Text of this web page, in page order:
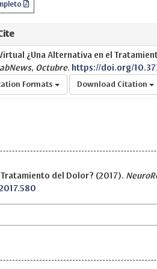
¿Una Alternativa en el
, Octubre. https://doi.org/
Formats Download Citation
del Dolor? (2017).